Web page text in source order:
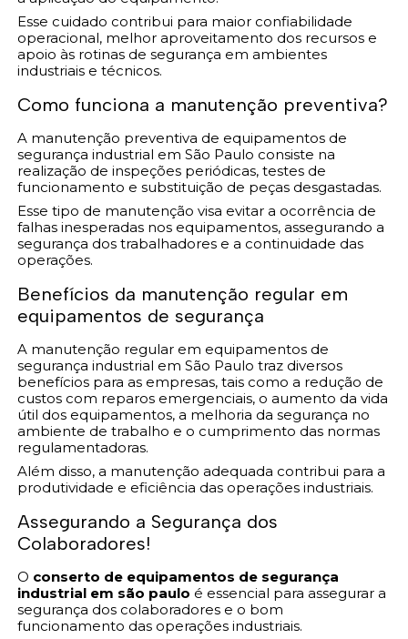
Esse cuidado contribui para maior confiabilidade
operacional, melhor aproveitamento dos recursos e
apoio às rotinas de segurança em ambientes
industriais e técnicos.
Como funciona a manutenção preventiva?
A manutenção preventiva de equipamentos de
segurança industrial em São Paulo consiste na
realização de inspeções periódicas, testes de
funcionamento e substituição de peças desgastadas.
Esse tipo de manutenção visa evitar a ocorrência de
falhas inesperadas nos equipamentos, assegurando a
segurança dos trabalhadores e a continuidade das
operações.
Benefícios da manutenção regular em
equipamentos de segurança
A manutenção regular em equipamentos de
segurança industrial em São Paulo traz diversos
benefícios para as empresas, tais como a redução de
custos com reparos emergenciais, o aumento da vida
útil dos equipamentos, a melhoria da segurança no
ambiente de trabalho e o cumprimento das normas
regulamentadoras.
Além disso, a manutenção adequada contribui para a
produtividade e eficiência das operações industriais.
Assegurando a Segurança dos
Colaboradores!
O conserto de equipamentos de segurança
industrial em são paulo é essencial para assegurar a
segurança dos colaboradores e o bom
funcionamento das operações industriais.